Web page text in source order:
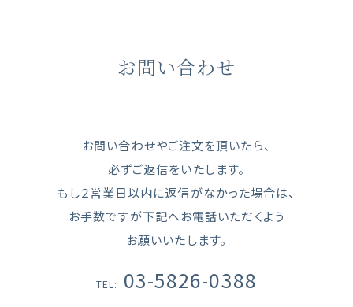
お問い合わせ
お問い合わせやご注文を頂いたら、
必ずご返信をいたします。
もし２営業日以内に返信がなかった場合は、
お手数ですが下記へお電話いただくよう
お願いいたします。
TEL: 03-5826-0388